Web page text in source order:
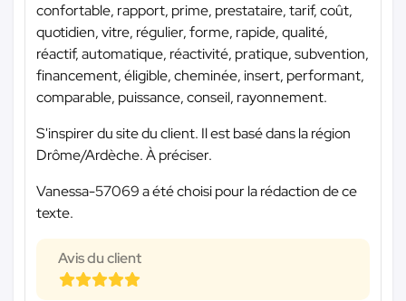
confortable, rapport, prime, prestataire, tarif, coût,
quotidien, vitre, régulier, forme, rapide, qualité,
réactif, automatique, réactivité, pratique, subvention,
financement, éligible, cheminée, insert, performant,
comparable, puissance, conseil, rayonnement.
S'inspirer du site du client. Il est basé dans la région
Drôme/Ardèche. À préciser.
Vanessa-57069 a été choisi pour la rédaction de ce
texte.
Avis du client